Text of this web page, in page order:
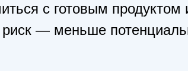
с готовым продуктом
— меньше